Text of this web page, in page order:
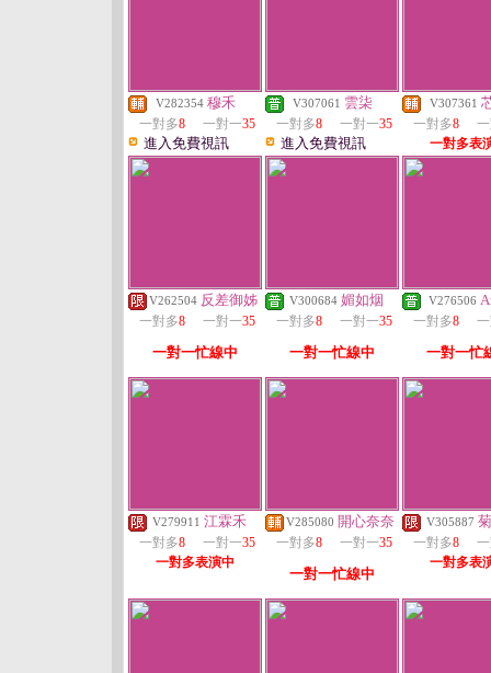
V282354 穆禾
一對多8 一對一35
進入免費視訊
V307061 雲柒
一對多8 一對一35
進入免費視訊
V307361
一對多8
一對多表
V262504 反差御姊
一對多8 一對一35
一對一忙線中
V300684 媚如烟
一對多8 一對一35
一對一忙線中
V276506
一對多8
一對一忙
V279911 江霖禾
一對多8 一對一35
一對多表演中
V285080 開心奈奈
一對多8 一對一35
一對一忙線中
V305887
一對多8
一對多表